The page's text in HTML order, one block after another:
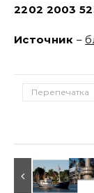
2202 2003
Источник –
Перепечатка